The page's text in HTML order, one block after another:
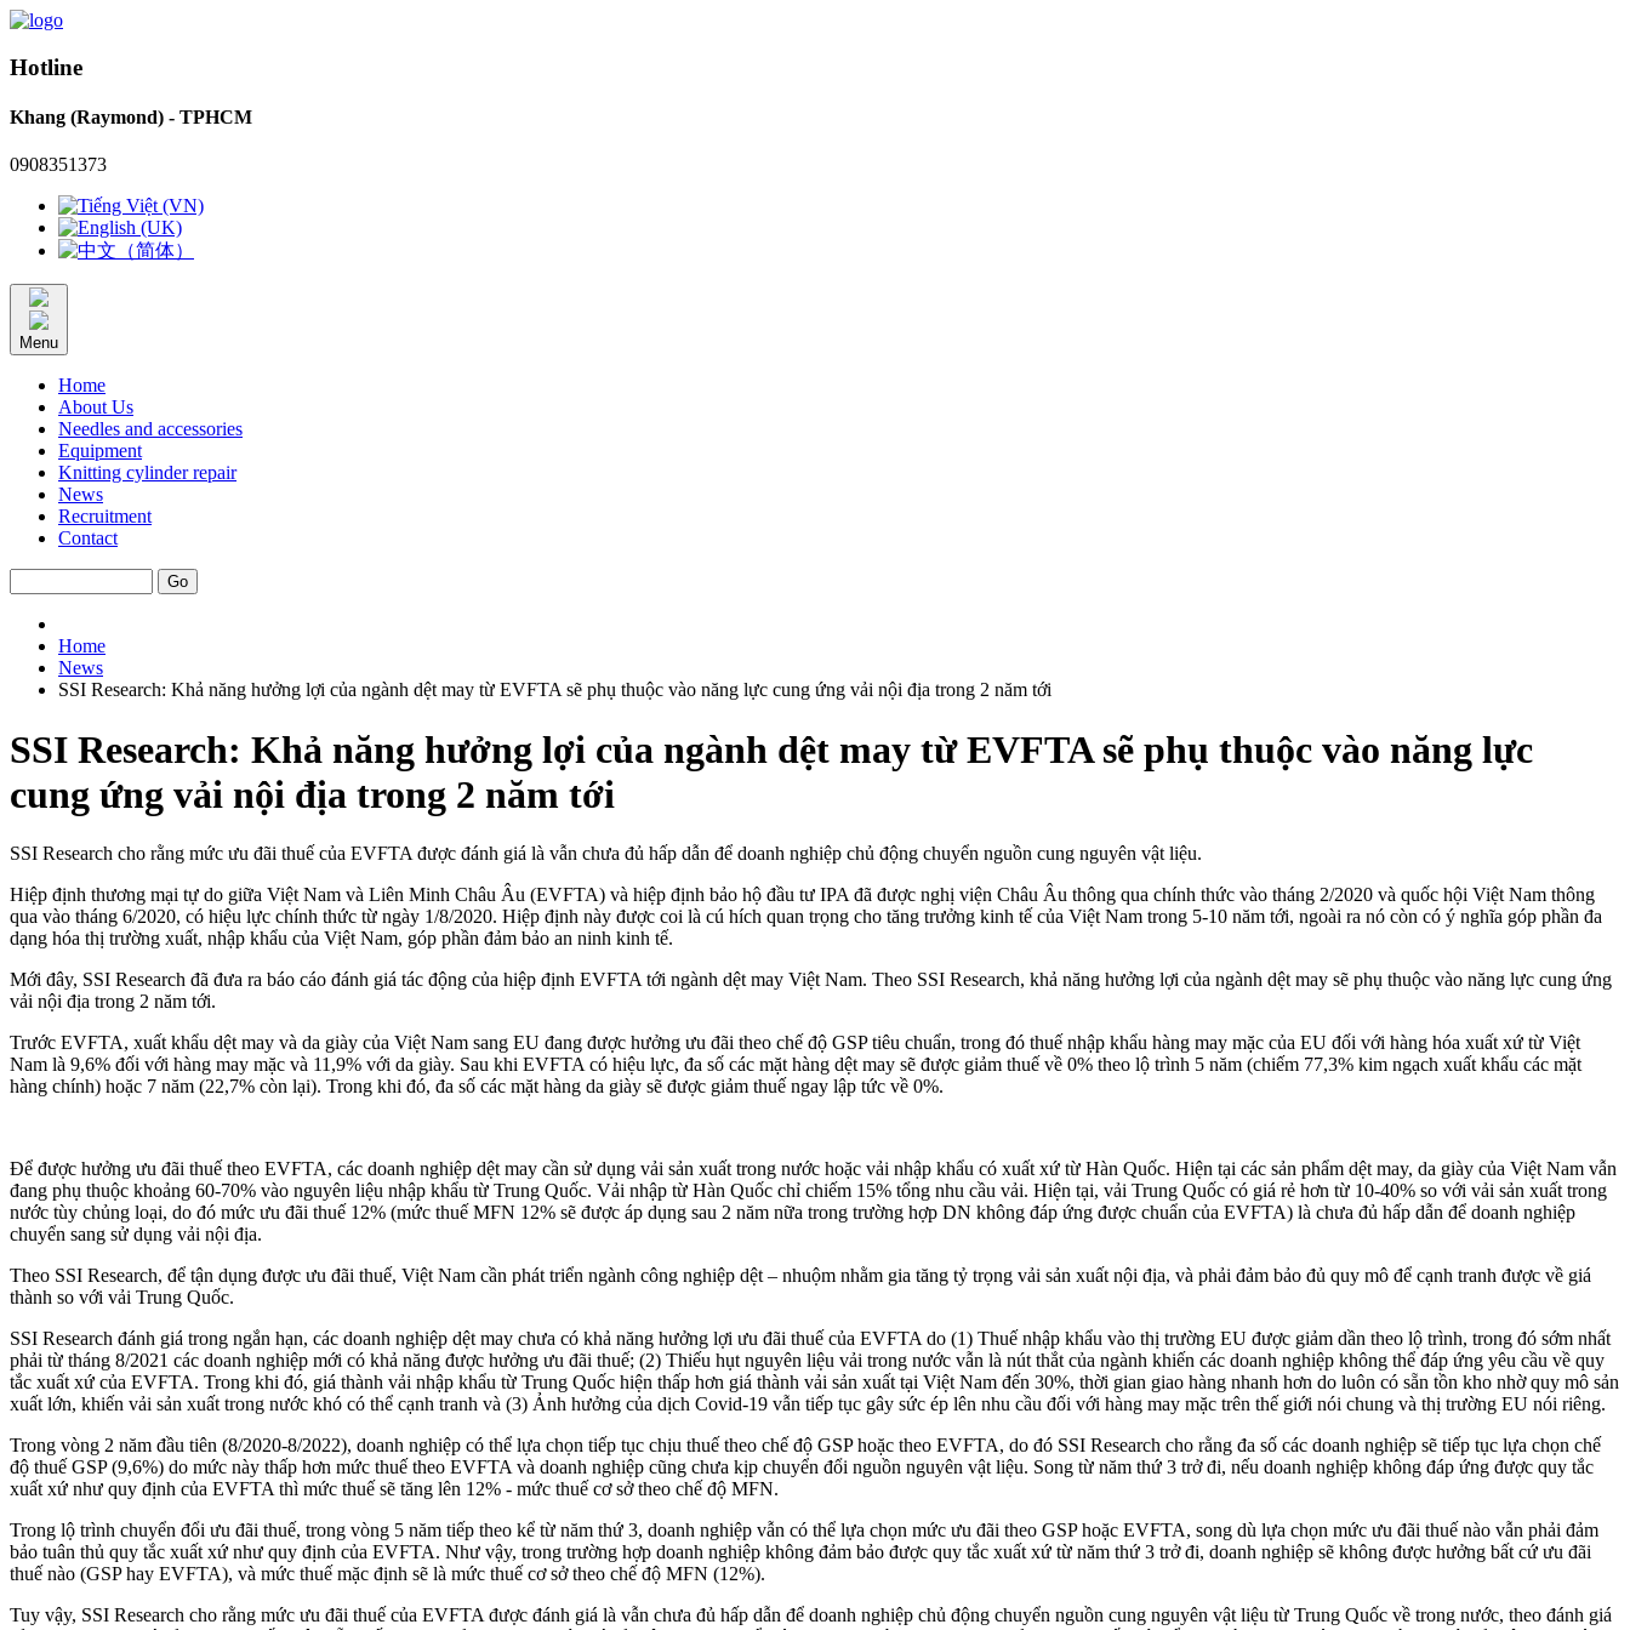
Hotline
Khang (Raymond) - TPHCM
0908351373
Menu
Home
About Us
Needles and accessories
Equipment
Knitting cylinder repair
News
Recruitment
Contact
Home
News
SSI Research: Khả năng hưởng lợi của ngành dệt may từ EVFTA sẽ phụ thuộc vào năng lực cung ứng vải nội địa trong 2 năm tới
SSI Research: Khả năng hưởng lợi của ngành dệt may từ EVFTA sẽ phụ thuộc vào năng lực
cung ứng vải nội địa trong 2 năm tới
SSI Research cho rằng mức ưu đãi thuế của EVFTA được đánh giá là vẫn chưa đủ hấp dẫn để doanh nghiệp chủ động chuyển nguồn cung nguyên vật liệu.
Hiệp định thương mại tự do giữa Việt Nam và Liên Minh Châu Âu (EVFTA) và hiệp định bảo hộ đầu tư IPA đã được nghị viện Châu Âu thông qua chính thức vào tháng 2/2020 và quốc hội Việt Nam thông
qua vào tháng 6/2020, có hiệu lực chính thức từ ngày 1/8/2020. Hiệp định này được coi là cú hích quan trọng cho tăng trưởng kinh tế của Việt Nam trong 5-10 năm tới, ngoài ra nó còn có ý nghĩa góp phần đa
dạng hóa thị trường xuất, nhập khẩu của Việt Nam, góp phần đảm bảo an ninh kinh tế.
Mới đây, SSI Research đã đưa ra báo cáo đánh giá tác động của hiệp định EVFTA tới ngành dệt may Việt Nam. Theo SSI Research, khả năng hưởng lợi của ngành dệt may sẽ phụ thuộc vào năng lực cung ứng
vải nội địa trong 2 năm tới.
Trước EVFTA, xuất khẩu dệt may và da giày của Việt Nam sang EU đang được hưởng ưu đãi theo chế độ GSP tiêu chuẩn, trong đó thuế nhập khẩu hàng may mặc của EU đối với hàng hóa xuất xứ từ Việt
Nam là 9,6% đối với hàng may mặc và 11,9% với da giày. Sau khi EVFTA có hiệu lực, đa số các mặt hàng dệt may sẽ được giảm thuế về 0% theo lộ trình 5 năm (chiếm 77,3% kim ngạch xuất khẩu các mặt
hàng chính) hoặc 7 năm (22,7% còn lại). Trong khi đó, đa số các mặt hàng da giày sẽ được giảm thuế ngay lập tức về 0%.
Để được hưởng ưu đãi thuế theo EVFTA, các doanh nghiệp dệt may cần sử dụng vải sản xuất trong nước hoặc vải nhập khẩu có xuất xứ từ Hàn Quốc. Hiện tại các sản phẩm dệt may, da giày của Việt Nam vẫn
đang phụ thuộc khoảng 60-70% vào nguyên liệu nhập khẩu từ Trung Quốc. Vải nhập từ Hàn Quốc chỉ chiếm 15% tổng nhu cầu vải. Hiện tại, vải Trung Quốc có giá rẻ hơn từ 10-40% so với vải sản xuất trong
nước tùy chủng loại, do đó mức ưu đãi thuế 12% (mức thuế MFN 12% sẽ được áp dụng sau 2 năm nữa trong trường hợp DN không đáp ứng được chuẩn của EVFTA) là chưa đủ hấp dẫn để doanh nghiệp
chuyển sang sử dụng vải nội địa.
Theo SSI Research, để tận dụng được ưu đãi thuế, Việt Nam cần phát triển ngành công nghiệp dệt – nhuộm nhằm gia tăng tỷ trọng vải sản xuất nội địa, và phải đảm bảo đủ quy mô để cạnh tranh được về giá
thành so với vải Trung Quốc.
SSI Research đánh giá trong ngắn hạn, các doanh nghiệp dệt may chưa có khả năng hưởng lợi ưu đãi thuế của EVFTA do (1) Thuế nhập khẩu vào thị trường EU được giảm dần theo lộ trình, trong đó sớm nhất
phải từ tháng 8/2021 các doanh nghiệp mới có khả năng được hưởng ưu đãi thuế; (2) Thiếu hụt nguyên liệu vải trong nước vẫn là nút thắt của ngành khiến các doanh nghiệp không thể đáp ứng yêu cầu về quy
tắc xuất xứ của EVFTA. Trong khi đó, giá thành vải nhập khẩu từ Trung Quốc hiện thấp hơn giá thành vải sản xuất tại Việt Nam đến 30%, thời gian giao hàng nhanh hơn do luôn có sẵn tồn kho nhờ quy mô sản
xuất lớn, khiến vải sản xuất trong nước khó có thể cạnh tranh và (3) Ảnh hưởng của dịch Covid-19 vẫn tiếp tục gây sức ép lên nhu cầu đối với hàng may mặc trên thế giới nói chung và thị trường EU nói riêng.
Trong vòng 2 năm đầu tiên (8/2020-8/2022), doanh nghiệp có thể lựa chọn tiếp tục chịu thuế theo chế độ GSP hoặc theo EVFTA, do đó SSI Research cho rằng đa số các doanh nghiệp sẽ tiếp tục lựa chọn chế
độ thuế GSP (9,6%) do mức này thấp hơn mức thuế theo EVFTA và doanh nghiệp cũng chưa kịp chuyển đổi nguồn nguyên vật liệu. Song từ năm thứ 3 trở đi, nếu doanh nghiệp không đáp ứng được quy tắc
xuất xứ như quy định của EVFTA thì mức thuế sẽ tăng lên 12% - mức thuế cơ sở theo chế độ MFN.
Trong lộ trình chuyển đổi ưu đãi thuế, trong vòng 5 năm tiếp theo kể từ năm thứ 3, doanh nghiệp vẫn có thể lựa chọn mức ưu đãi theo GSP hoặc EVFTA, song dù lựa chọn mức ưu đãi thuế nào vẫn phải đảm
bảo tuân thủ quy tắc xuất xứ như quy định của EVFTA. Như vậy, trong trường hợp doanh nghiệp không đảm bảo được quy tắc xuất xứ từ năm thứ 3 trở đi, doanh nghiệp sẽ không được hưởng bất cứ ưu đãi
thuế nào (GSP hay EVFTA), và mức thuế mặc định sẽ là mức thuế cơ sở theo chế độ MFN (12%).
Tuy vậy, SSI Research cho rằng mức ưu đãi thuế của EVFTA được đánh giá là vẫn chưa đủ hấp dẫn để doanh nghiệp chủ động chuyển nguồn cung nguyên vật liệu từ Trung Quốc về trong nước, theo đánh giá